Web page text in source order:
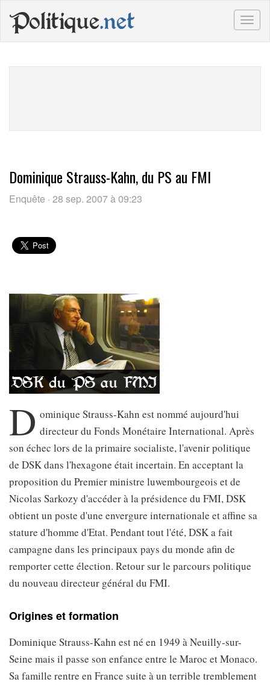
Politique.net
Dominique Strauss-Kahn, du PS au FMI
Enquête · 28 sep. 2007 à 09:23
D ominique Strauss-Kahn est nommé aujourd'hui
directeur du Fonds Monétaire International. Après
son échec lors de la primaire socialiste, l'avenir politique
de DSK dans l'hexagone était incertain. En acceptant la
proposition du Premier ministre luwembourgeois et de
Nicolas Sarkozy d'accéder à la présidence du FMI, DSK
obtient un poste d'une envergure internationale et affine sa
stature d'homme d'Etat. Pendant tout l'été, DSK a fait
campagne dans les principaux pays du monde afin de
remporter cette élection. Retour sur le parcours politique
du nouveau directeur général du FMI.
Origines et formation
Dominique Strauss-Kahn est né en 1949 à Neuilly-sur-
Seine mais il passe son enfance entre le Maroc et Monaco.
Sa famille rentre en France suite à un terrible tremblement